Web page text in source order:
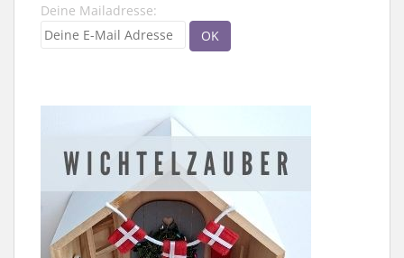
Deine Mailadresse: